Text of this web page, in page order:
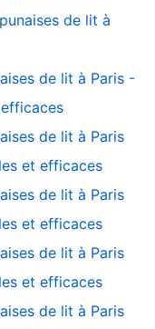
de lit à
de lit à Paris -
de lit à Paris
et efficaces
de lit à Paris
et efficaces
de lit à Paris
et efficaces
de lit à Paris